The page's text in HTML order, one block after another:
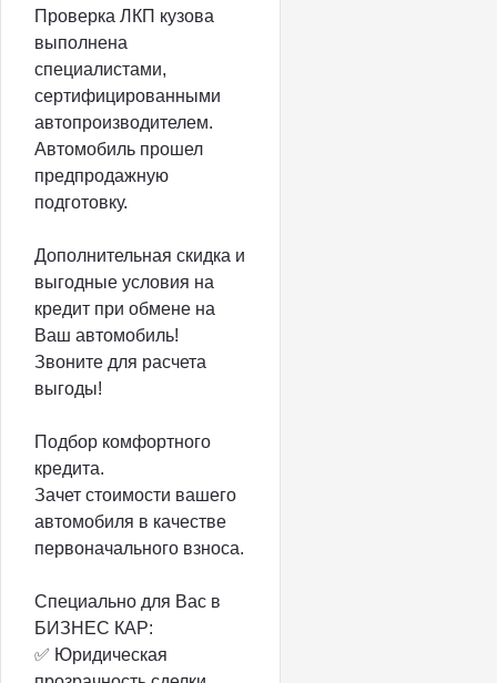
Проверка ЛКП кузова
выполнена
специалистами,
сертифицированными
автопроизводителем.
Автомобиль прошел
предпродажную
подготовку.
Дополнительная скидка и
выгодные условия на
кредит при обмене на
Ваш автомобиль!
Звоните для расчета
выгоды!
Подбор комфортного
кредита.
Зачет стоимости вашего
автомобиля в качестве
первоначального взноса.
Специально для Вас в
БИЗНЕС КАР:
✅ Юридическая